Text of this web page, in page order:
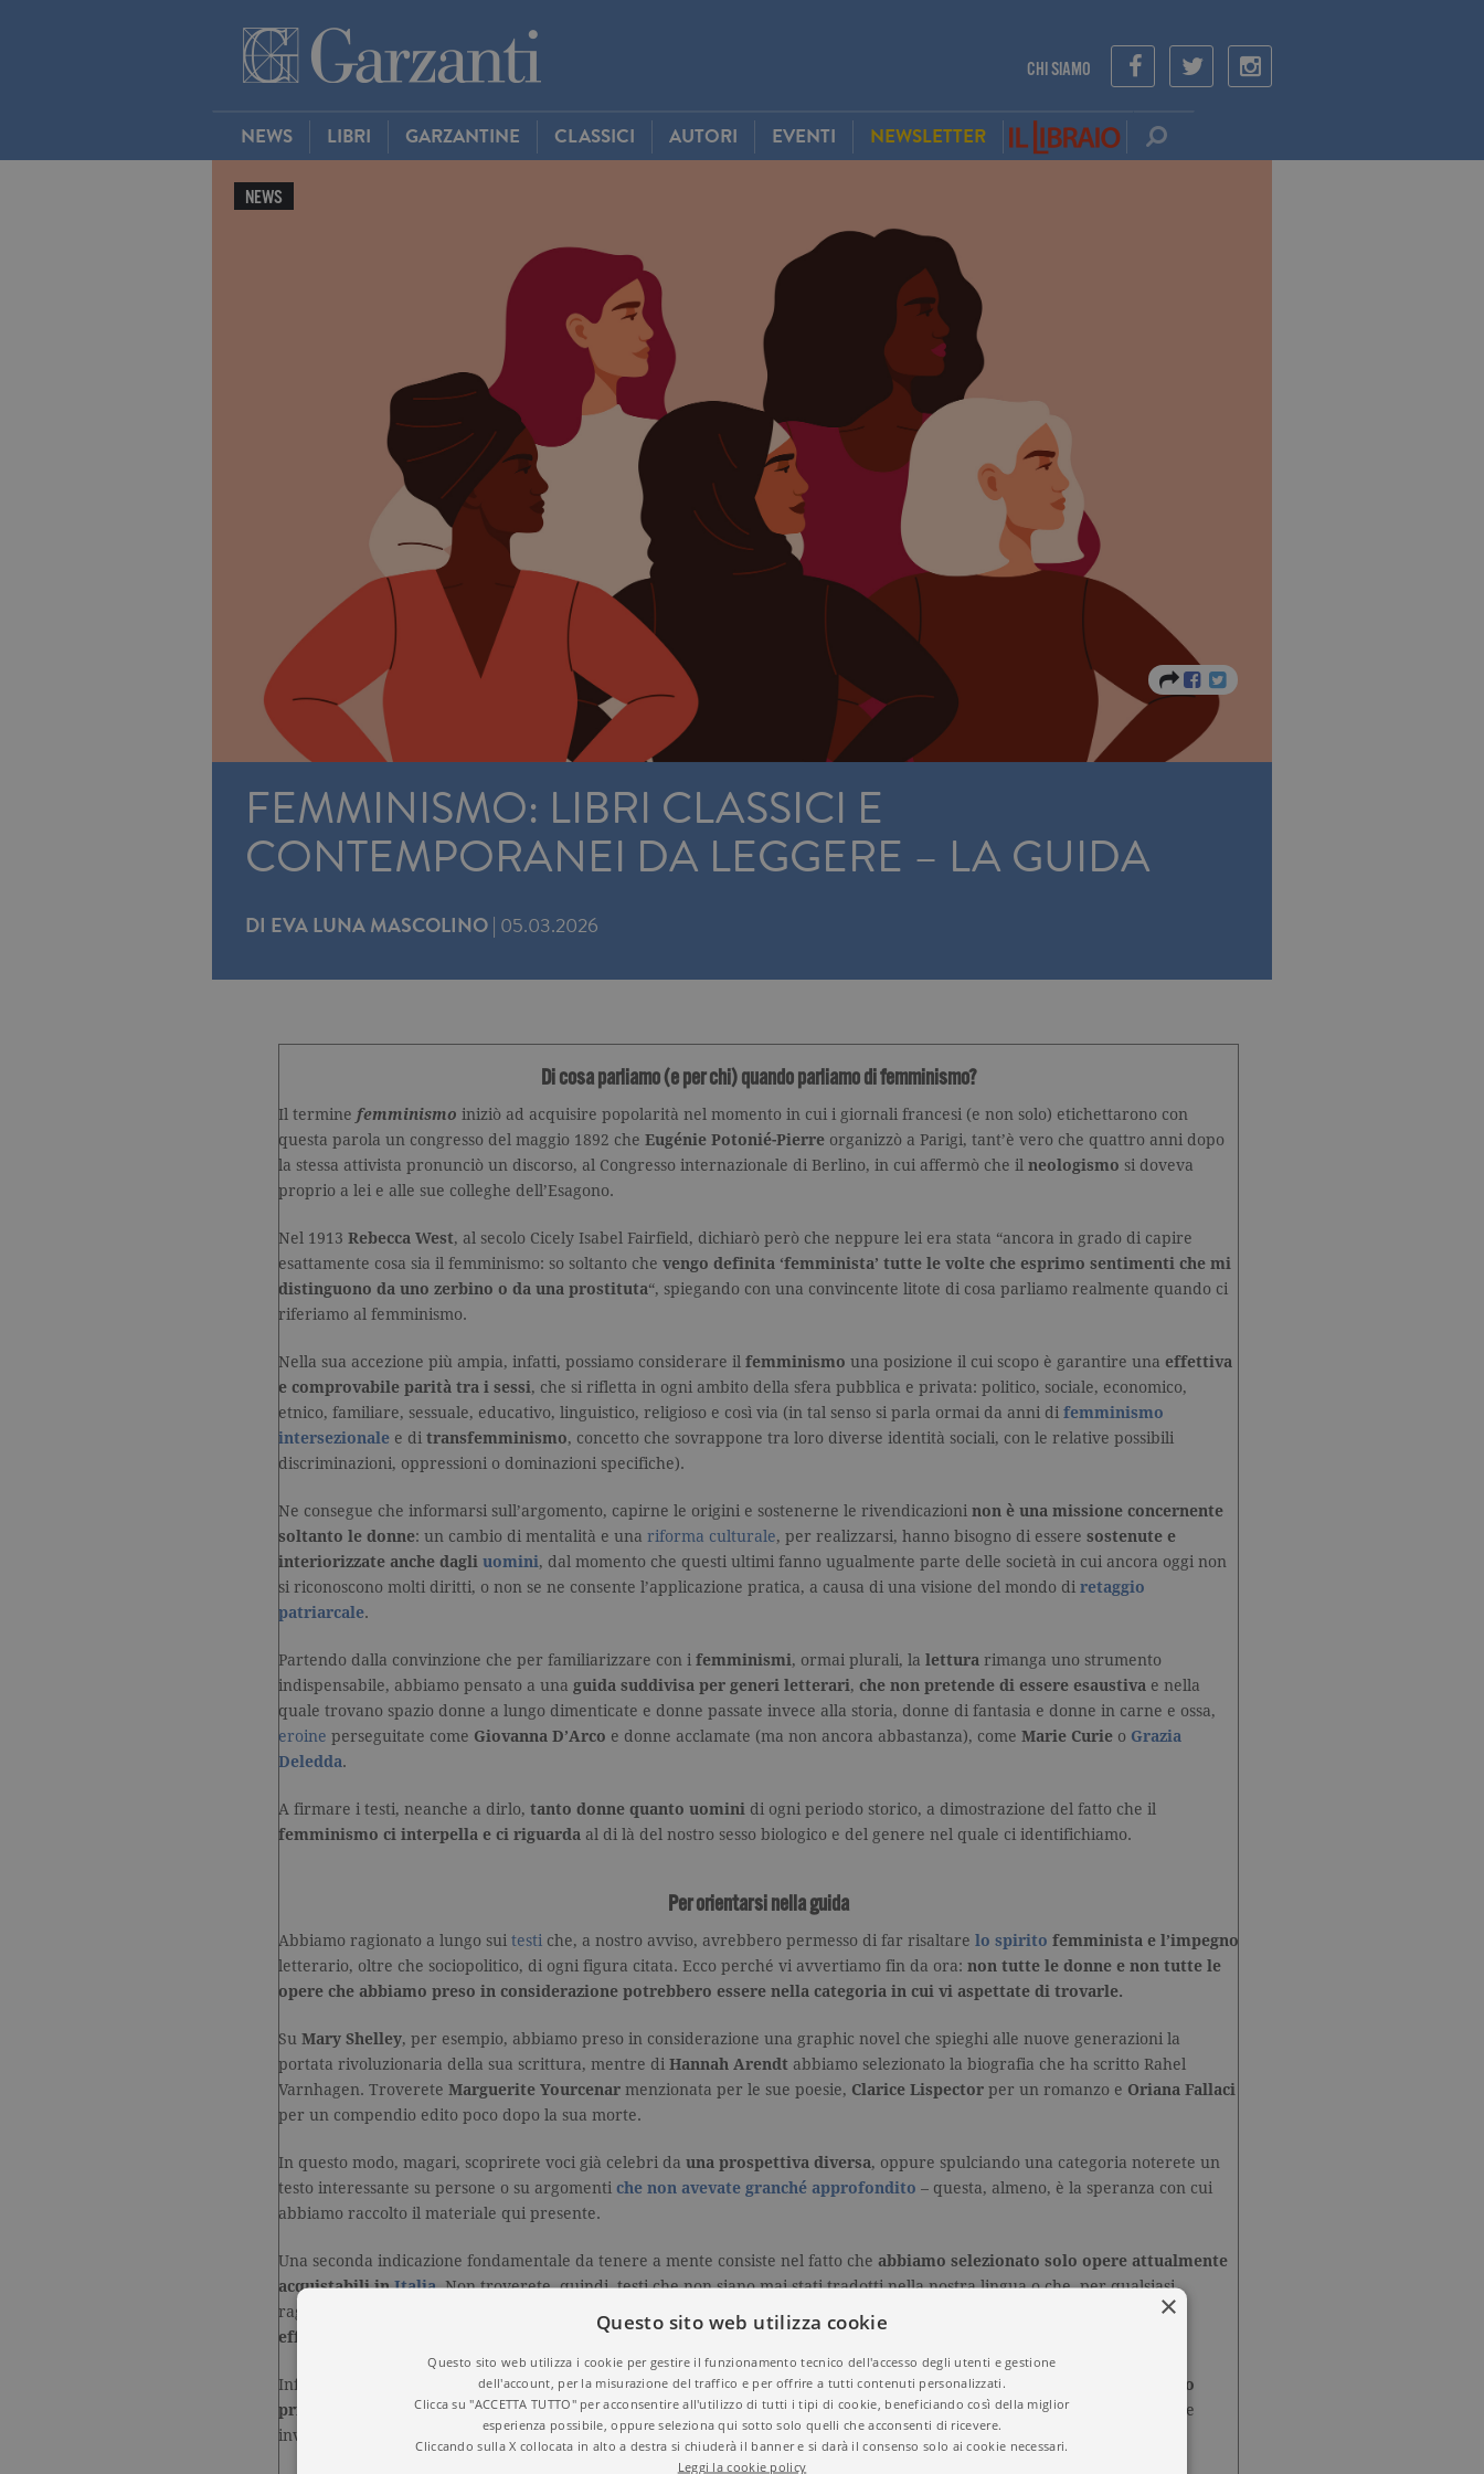
CHI SIAMO
NEWS LIBRI GARZANTINE CLASSICI AUTORI EVENTI NEWSLETTER
NEWS
FEMMINISMO: LIBRI CLASSICI E
CONTEMPORANEI DA LEGGERE – LA GUIDA
DI EVA LUNA MASCOLINO| 05.03.2026
Di cosa parliamo (e per chi) quando parliamo di femminismo?
Il termine femminismo iniziò ad acquisire popolarità nel momento in cui i giornali francesi (e non solo) etichettarono con
questa parola un congresso del maggio 1892 che Eugénie Potonié-Pierre organizzò a Parigi, tant’è vero che quattro anni dopo
la stessa attivista pronunciò un discorso, al Congresso internazionale di Berlino, in cui affermò che il neologismo si doveva
proprio a lei e alle sue colleghe dell’Esagono.
Nel 1913 Rebecca West, al secolo Cicely Isabel Fairfield, dichiarò però che neppure lei era stata “ancora in grado di capire
esattamente cosa sia il femminismo: so soltanto che vengo definita ‘femminista’ tutte le volte che esprimo sentimenti che mi
distinguono da uno zerbino o da una prostituta“, spiegando con una convincente litote di cosa parliamo realmente quando ci
riferiamo al femminismo.
Nella sua accezione più ampia, infatti, possiamo considerare il femminismo una posizione il cui scopo è garantire una effettiva
e comprovabile parità tra i sessi, che si rifletta in ogni ambito della sfera pubblica e privata: politico, sociale, economico,
etnico, familiare, sessuale, educativo, linguistico, religioso e così via (in tal senso si parla ormai da anni di femminismo
intersezionale e di transfemminismo, concetto che sovrappone tra loro diverse identità sociali, con le relative possibili
discriminazioni, oppressioni o dominazioni specifiche).
Ne consegue che informarsi sull’argomento, capirne le origini e sostenerne le rivendicazioni non è una missione concernente
soltanto le donne: un cambio di mentalità e una riforma culturale, per realizzarsi, hanno bisogno di essere sostenute e
interiorizzate anche dagli uomini, dal momento che questi ultimi fanno ugualmente parte delle società in cui ancora oggi non
si riconoscono molti diritti, o non se ne consente l’applicazione pratica, a causa di una visione del mondo di retaggio
patriarcale.
Partendo dalla convinzione che per familiarizzare con i femminismi, ormai plurali, la lettura rimanga uno strumento
indispensabile, abbiamo pensato a una guida suddivisa per generi letterari, che non pretende di essere esaustiva e nella
quale trovano spazio donne a lungo dimenticate e donne passate invece alla storia, donne di fantasia e donne in carne e ossa,
eroine perseguitate come Giovanna D’Arco e donne acclamate (ma non ancora abbastanza), come Marie Curie o Grazia
Deledda.
A firmare i testi, neanche a dirlo, tanto donne quanto uomini di ogni periodo storico, a dimostrazione del fatto che il
femminismo ci interpella e ci riguarda al di là del nostro sesso biologico e del genere nel quale ci identifichiamo.
Per orientarsi nella guida
Abbiamo ragionato a lungo sui testi che, a nostro avviso, avrebbero permesso di far risaltare lo spirito femminista e l’impegno
letterario, oltre che sociopolitico, di ogni figura citata. Ecco perché vi avvertiamo fin da ora: non tutte le donne e non tutte le
opere che abbiamo preso in considerazione potrebbero essere nella categoria in cui vi aspettate di trovarle.
Su Mary Shelley, per esempio, abbiamo preso in considerazione una graphic novel che spieghi alle nuove generazioni la
portata rivoluzionaria della sua scrittura, mentre di Hannah Arendt abbiamo selezionato la biografia che ha scritto Rahel
Varnhagen. Troverete Marguerite Yourcenar menzionata per le sue poesie, Clarice Lispector per un romanzo e Oriana Fallaci
per un compendio edito poco dopo la sua morte.
In questo modo, magari, scoprirete voci già celebri da una prospettiva diversa, oppure spulciando una categoria noterete un
testo interessante su persone o su argomenti che non avevate granché approfondito – questa, almeno, è la speranza con cui
abbiamo raccolto il materiale qui presente.
Una seconda indicazione fondamentale da tenere a mente consiste nel fatto che abbiamo selezionato solo opere attualmente
acquistabili inItalia. Non troverete, quindi, testi che non siano mai stati tradotti nella nostra lingua o che, per qualsiasi
ragione, non siano al momento disponibili in catalogo. Alla base di questa scelta sta la nostra volontà di indicarvi
effettivamente accessibili
nel nostro Paese e nella nostra lingua al momento in cui scriviamo questa guida.
Infine, una precisazione pratica: per ogni categoria, le opere sono elencate seguendo l’ordine di pubblicazione della loro
prima edizione originale . Nel caso di compendi o raccolte create ad hoc da una casa editrice (italiana o straniera), fa fede
invece l’anno di pubblicazione del volume in questione.
×
Questo sito web utilizza cookie
Questo sito web utilizza i cookie per gestire il funzionamento tecnico dell'accesso degli utenti e gestione
dell'account, per la misurazione del traffico e per offrire a tutti contenuti personalizzati.
Clicca su "ACCETTA TUTTO" per acconsentire all'utilizzo di tutti i tipi di cookie, beneficiando così della miglior
esperienza possibile, oppure seleziona qui sotto solo quelli che acconsenti di ricevere.
Cliccando sulla X collocata in alto a destra si chiuderà il banner e si darà il consenso solo ai cookie necessari.
Leggi la cookie policy